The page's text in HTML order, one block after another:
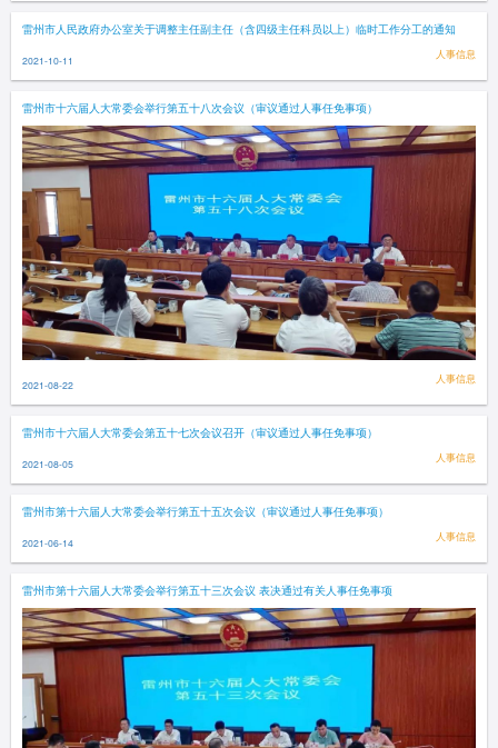
雷州市人民政府办公室关于调整主任副主任（含四级主任科员以上）临时工作分工的通知
2021-10-11 人事信息
雷州市十六届人大常委会举行第五十八次会议（审议通过人事任免事项）
2021-08-22 人事信息
雷州市十六届人大常委会第五十七次会议召开（审议通过人事任免事项）
2021-08-05 人事信息
雷州市第十六届人大常委会举行第五十五次会议（审议通过人事任免事项）
2021-06-14 人事信息
雷州市第十六届人大常委会举行第五十三次会议 表决通过有关人事任免事项